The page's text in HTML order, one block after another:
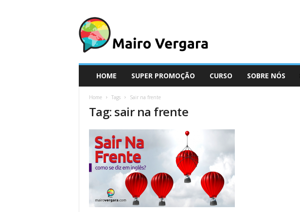
i
r
HOME SUPER PROMOÇÃO CURSO SOBRE NÓS
Home Tags Sair na frente
Tag: sair na frente